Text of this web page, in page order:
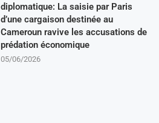
diplomatique: La saisie par Paris
d’une cargaison destinée au
Cameroun ravive les accusations de
prédation économique
05/06/2026